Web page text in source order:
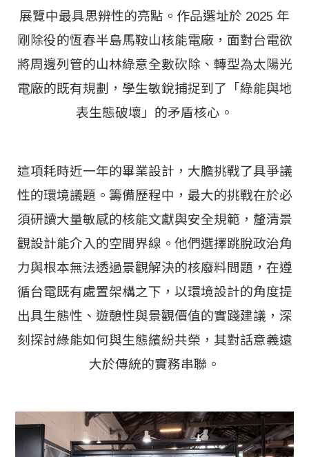
展覽中最具思辨性的亮點。作品選址於 2025 年
剛除役的恆春半島馬鞍山核能電廠，面對台電欲
將周邊列管的山林綠意全數砍除、轉型為太陽光
電廠的既有規劃，學生敏銳捕捉到了「綠能與地
表生態破壞」的矛盾核心。
這項耗時近一年的畢業設計，大膽挑戰了具爭議
性的環境議題。籌備歷程中，最大的挑戰在於必
須研讀大量敏感的核能文獻與安全規範，釐清景
觀設計能介入的空間界線。他們選擇跳脫政治角
力與根本無法透過景觀解決的核廢料問題，在遵
循台電既有處置架構之下，以環境設計的角度提
出具生態性、遊憩性與景觀價值的實踐建議，深
刻探討綠能如何與生態繽紛共榮，其對話意義遠
大於傳統的實務串聯。